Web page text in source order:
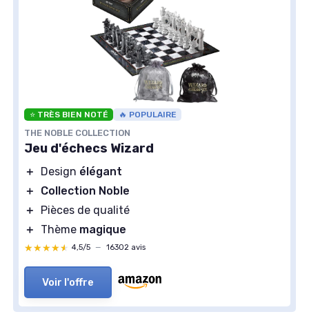
⭐ TRÈS BIEN NOTÉ 🔥 POPULAIRE
THE NOBLE COLLECTION
Jeu d'échecs Wizard
＋ Design élégant
＋
Collection Noble
＋
Pièces de qualité
＋
Thème magique
★★★★★
★★★★★ 4,5/5 — 16302 avis
Voir l'offre